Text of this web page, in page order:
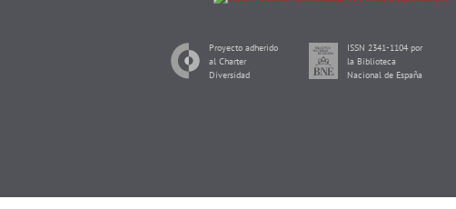
Proyecto adherido
al Charter
Diversidad
ISSN 2341-1104 por
la Biblioteca
Nacional de España